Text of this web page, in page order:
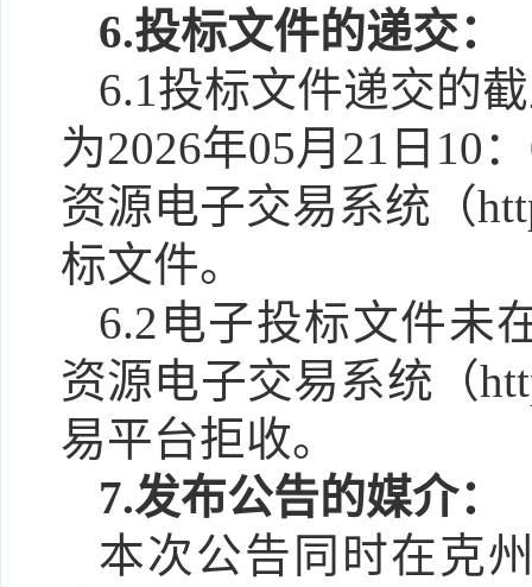
6.投标文件的递交：
6.1投标文件递交的
为2026年05月 21 日 10：
资源电子交易系统 （
标文件。
6.2电子投标文件未
资源电子交易系统 （
易平台拒收。
7.发布公告的媒介：
本次公告同时在克